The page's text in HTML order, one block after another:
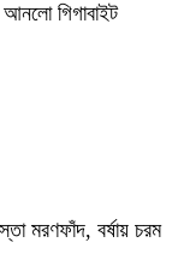
গিগাবাইট
মরণফাঁদ, বর্ষায় চরম